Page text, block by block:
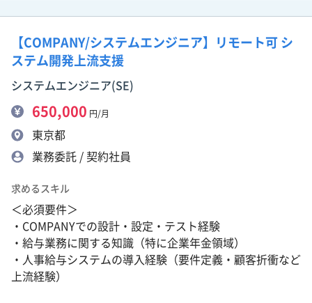
【COMPANY/システムエンジニア】リモート可 シ
ステム開発上流支援
システムエンジニア(SE)
650,000 円/月
東京都
業務委託 / 契約社員
求めるスキル
＜必須要件＞
・COMPANYでの設計・設定・テスト経験
・給与業務に関する知識（特に企業年金領域）
・人事給与システムの導入経験（要件定義・顧客折衝など
上流経験）